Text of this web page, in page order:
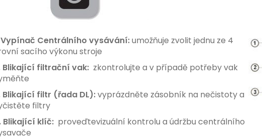
Vypínač Centrálního vysávání:umožňuje zvolit jednu ze 4
sacího výkonu stroje
Blikající filtrační vak:zkontrolujte a v případě potřeby vak
Blikající filtr (řada DL):vyprázdněte zásobník na nečistoty a
filtry
Blikající klíč: proveďtevizuální kontrolu a údržbu centrálního